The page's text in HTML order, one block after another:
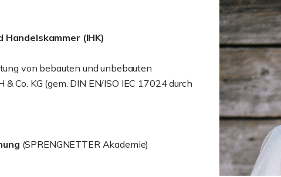
(IHK)
von bebauten und unbebauten
Co. KG (gem. DIN EN/ISO IEC 17024 durch
(SPRENGNETTER Akademie)